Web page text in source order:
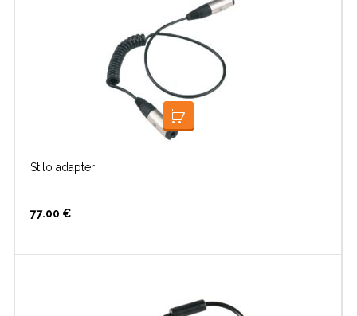
LISA KORVI
Stilo adapter
77.00 €